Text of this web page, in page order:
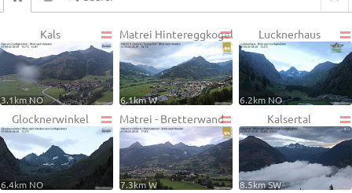
Kals
3.1km NO
Matrei Hintereggkogel
6.1km W
Lucknerhaus
6.2km NO
Glocknerwinkel
6.4km NO
Matrei - Bretterwand
7.3km W
Kalsertal
8.5km SW